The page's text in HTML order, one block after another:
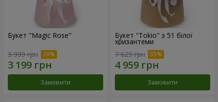
Букет "Magic Rose"
3 999 грн
Замовити
Букет "Tokio" з 51 білої
хризантеми
7 629 грн
Замовити